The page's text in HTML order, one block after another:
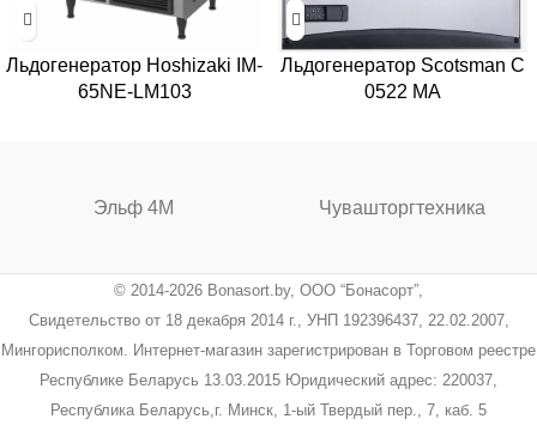
Льдогенератор Hoshizaki IM-
65NE-LM103
Льдогенератор Scotsman C
0522 MA
Эльф 4М Чувашторгтехника
© 2014-2026 Bonasort.by, ООО “Бонасорт”,
Свидетельство от 18 декабря 2014 г., УНП 192396437, 22.02.2007,
Мингорисполком. Интернет-магазин зарегистрирован в Торговом реестре
Республике Беларусь 13.03.2015 Юридический адрес: 220037,
Республика Беларусь,г. Минск, 1-ый Твердый пер., 7, каб. 5